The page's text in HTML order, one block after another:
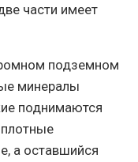
части имеет
подземном
минералы
поднимаются
а оставшийся